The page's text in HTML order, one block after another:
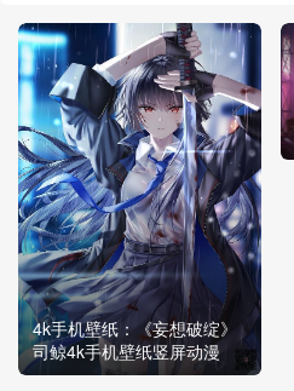
4k手机壁纸：《妄想破绽》
司鲸4k手机壁纸竖屏动漫